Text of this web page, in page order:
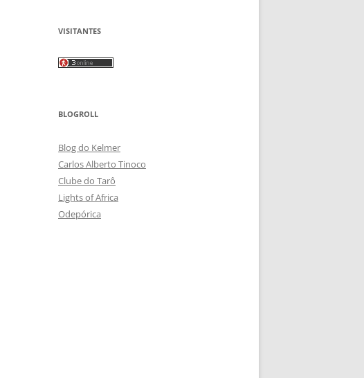
VISITANTES
BLOGROLL
Blog do Kelmer
Carlos Alberto Tinoco
Clube do Tarô
Lights of Africa
Odepórica